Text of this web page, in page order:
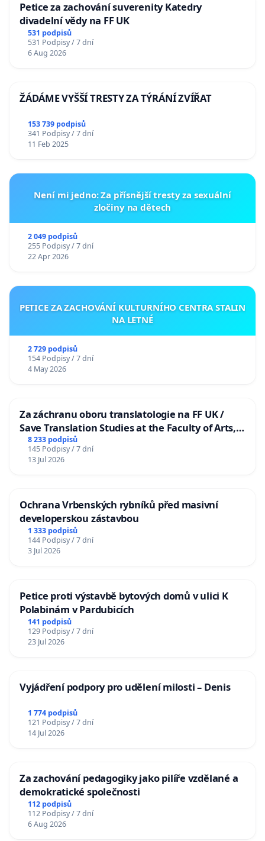
Petice za zachování suverenity Katedry
divadelní vědy na FF UK
531 podpisů
531 Podpisy / 7 dní
6 Aug 2026
ŽÁDÁME VYŠŠÍ TRESTY ZA TÝRÁNÍ ZVÍŘAT
153 739 podpisů
341 Podpisy / 7 dní
11 Feb 2025
Není mi jedno: Za přísnější tresty za sexuální
zločiny na dětech
2 049 podpisů
255 Podpisy / 7 dní
22 Apr 2026
PETICE ZA ZACHOVÁNÍ KULTURNÍHO CENTRA STALIN
NA LETNÉ
2 729 podpisů
154 Podpisy / 7 dní
4 May 2026
Za záchranu oboru translatologie na FF UK /
Save Translation Studies at the Faculty of Arts,
Charles University
8 233 podpisů
145 Podpisy / 7 dní
13 Jul 2026
Ochrana Vrbenských rybníků před masivní
developerskou zástavbou
1 333 podpisů
144 Podpisy / 7 dní
3 Jul 2026
Petice proti výstavbě bytových domů v ulici K
Polabinám v Pardubicích
141 podpisů
129 Podpisy / 7 dní
23 Jul 2026
Vyjádření podpory pro udělení milosti – Denis
1 774 podpisů
121 Podpisy / 7 dní
14 Jul 2026
Za zachování pedagogiky jako pilíře vzdělané a
demokratické společnosti
112 podpisů
112 Podpisy / 7 dní
6 Aug 2026